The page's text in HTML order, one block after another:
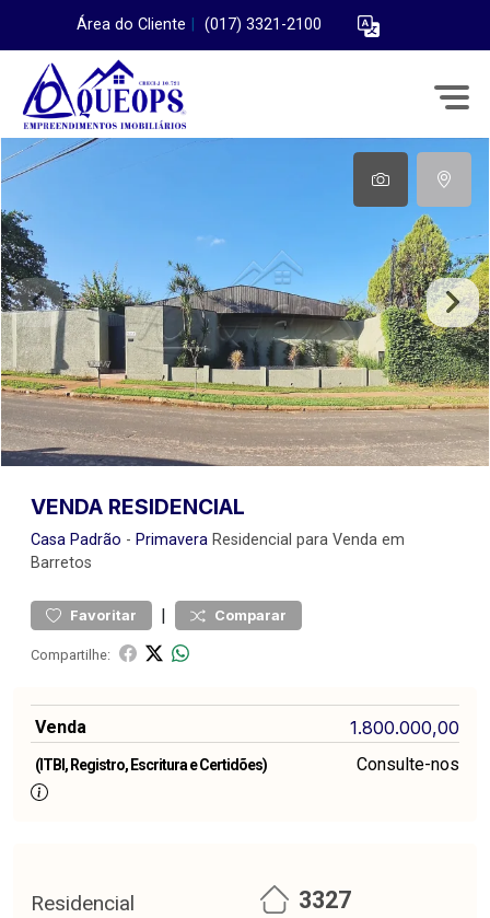
Área do Cliente (017) 3321-2100
VENDA RESIDENCIAL
Casa Padrão - Primavera Residencial para Venda em
Barretos
Favoritar | Comparar
Compartilhe:
Venda 1.800.000,00
(ITBI, Registro, Escritura e Certidões) Consulte-nos
Residencial 3327